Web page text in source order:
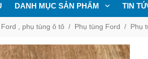
DANH MỤC SẢN PHẨM TIN
, phụ tùng ô tô Phụ tùng Ford Phụ